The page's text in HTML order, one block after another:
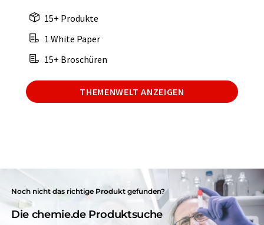
15+ Produkte
1 White Paper
15+ Broschüren
THEMENWELT ANZEIGEN
Noch nicht das richtige Produkt gefunden?
Die chemie.de Produktsuche